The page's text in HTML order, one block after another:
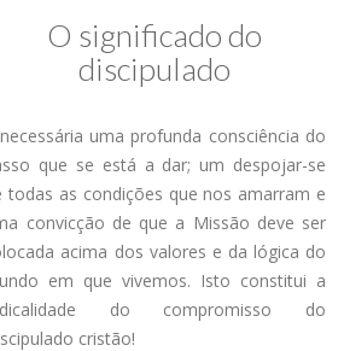
O significado do
discipulado
uma profunda consciência do
que se está a dar; um despojar-se
todas as condições que nos amarram e
convicção de que a Missão deve ser
acima dos valores e da lógica do
em que vivemos. Isto constitui a
do compromisso do
cristão!